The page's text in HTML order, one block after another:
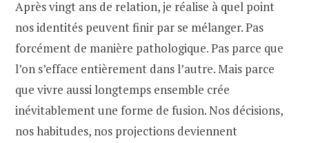
Après vingt ans de relation, je réalise à quel point
nos identités peuvent finir par se mélanger. Pas
forcément de manière pathologique. Pas parce que
l’on s’efface entièrement dans l’autre. Mais parce
que vivre aussi longtemps ensemble crée
inévitablement une forme de fusion. Nos décisions,
nos habitudes, nos projections deviennent